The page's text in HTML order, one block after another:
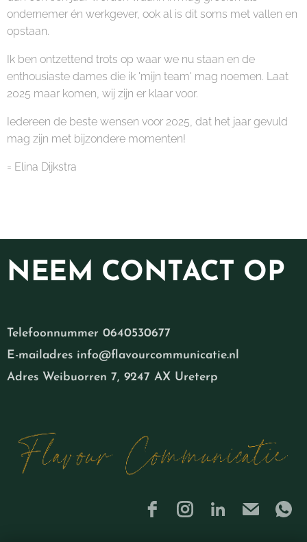
ondernemer én werkgever, ook al is dit soms met vallen en
opstaan.
Ik ben ontzettend trots op waar we nu staan en de
enthousiaste dames die ik 'mijn team' mag noemen. Laat
2025 maar komen, wij zijn er klaar voor.
Iedereen de beste wensen voor 2025, dat het jaar gevuld
mag zijn met bijzondere momenten!
= Elina Dijkstra
NEEM CONTACT OP
Telefoonnummer 0640530677
E-mailadres info@flavourcommunicatie.nl
Adres Weibuorren 7, 9247 AX Ureterp